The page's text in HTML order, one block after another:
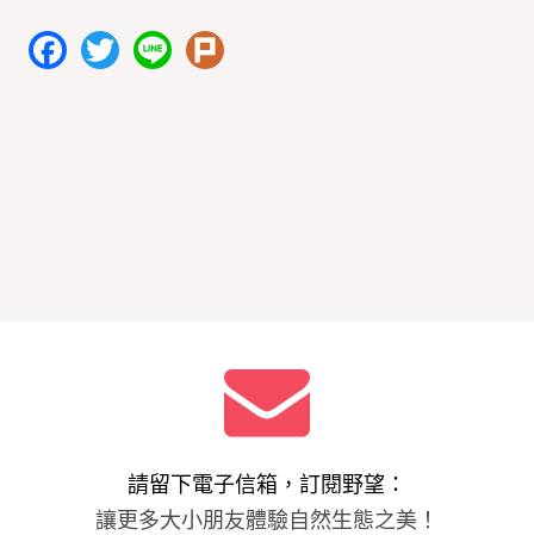
F
a
T
w
Li
n
請留下電子信箱，訂閱野望：
讓更多大小朋友體驗自然生態之美！